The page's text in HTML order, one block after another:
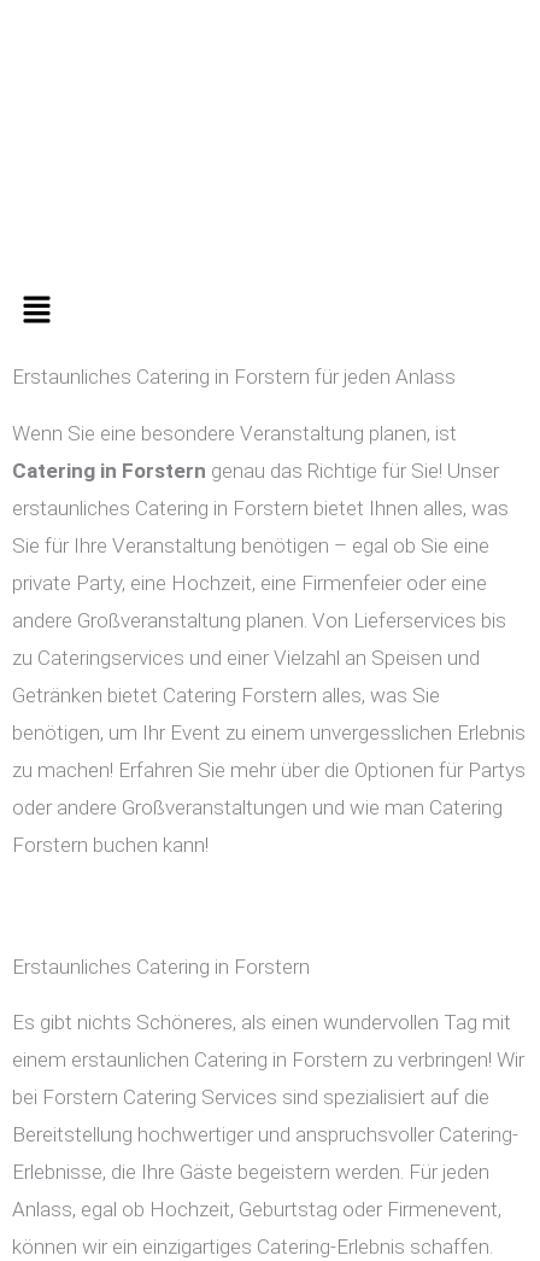
Menü
Erstaunliches Catering in Forstern für jeden Anlass
Wenn Sie eine besondere Veranstaltung planen, ist
Catering in Forstern genau das Richtige für Sie! Unser
erstaunliches Catering in Forstern bietet Ihnen alles, was
Sie für Ihre Veranstaltung benötigen – egal ob Sie eine
private Party, eine Hochzeit, eine Firmenfeier oder eine
andere Großveranstaltung planen. Von Lieferservices bis
zu Cateringservices und einer Vielzahl an Speisen und
Getränken bietet Catering Forstern alles, was Sie
benötigen, um Ihr Event zu einem unvergesslichen Erlebnis
zu machen! Erfahren Sie mehr über die Optionen für Partys
oder andere Großveranstaltungen und wie man Catering
Forstern buchen kann!
Erstaunliches Catering in Forstern
Es gibt nichts Schöneres, als einen wundervollen Tag mit
einem erstaunlichen Catering in Forstern zu verbringen! Wir
bei Forstern Catering Services sind spezialisiert auf die
Bereitstellung hochwertiger und anspruchsvoller Catering-
Erlebnisse, die Ihre Gäste begeistern werden. Für jeden
Anlass, egal ob Hochzeit, Geburtstag oder Firmenevent,
können wir ein einzigartiges Catering-Erlebnis schaffen.